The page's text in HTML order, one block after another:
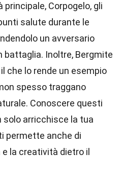
Corpogelo, gli
salute durante le
un avversario
battaglia. Inoltre, Bergmite
che lo rende un esempio
spesso traggano
Conoscere questi
solo arricchisce la tua
permette anche di
la creatività dietro il